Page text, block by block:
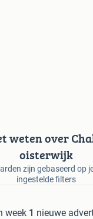
weten over
oisterwijk
zijn gebaseerd op
ingestelde filters
week 1 nieuwe